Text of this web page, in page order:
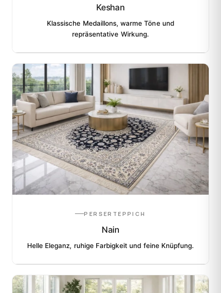
Keshan
Klassische Medaillons, warme Töne und
repräsentative Wirkung.
PERSERTEPPICH
Nain
Helle Eleganz, ruhige Farbigkeit und feine Knüpfung.